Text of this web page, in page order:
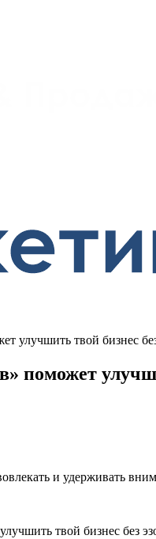
улучшить твой бизнес
поможет
и удерживать